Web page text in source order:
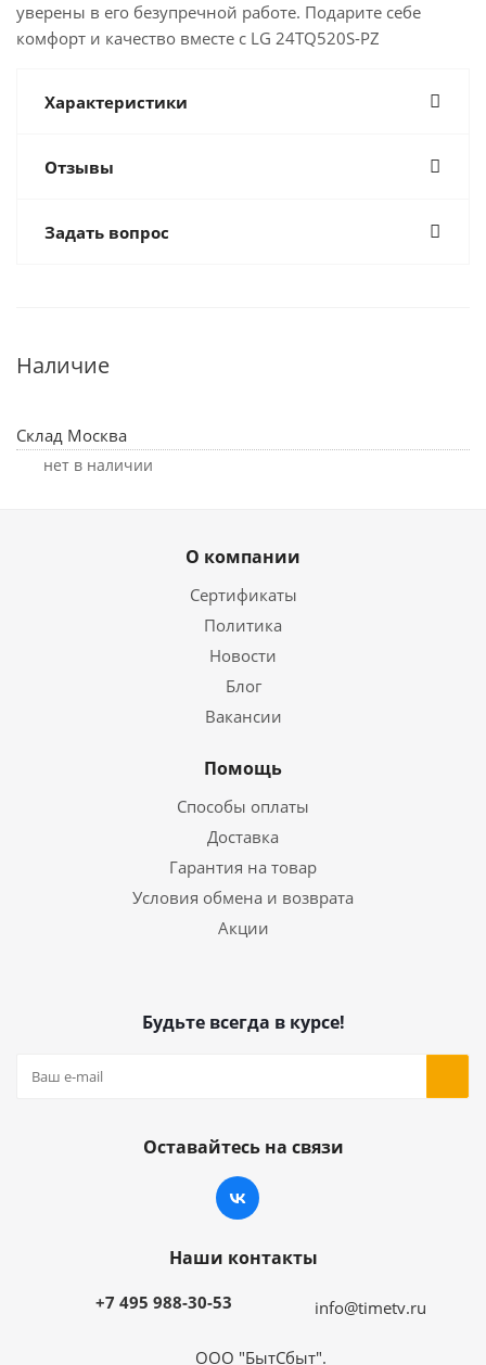
уверены в его безупречной работе. Подарите себе
комфорт и качество вместе с LG 24TQ520S-PZ
Характеристики
Отзывы
Задать вопрос
Наличие
Склад Москва
Нет в наличии
О компании
Сертификаты
Политика
Новости
Блог
Вакансии
Помощь
Способы оплаты
Доставка
Гарантия на товар
Условия обмена и возврата
Акции
Будьте всегда в курсе!
Оставайтесь на связи
Наши контакты
+7 495 988-30-53 info@timetv.ru
ООО "БытСбыт".